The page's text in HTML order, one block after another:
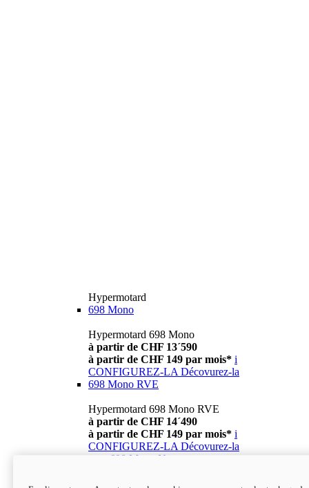
Hypermotard
698 Mono
Hypermotard 698 Mono
à partir de CHF 13´590
à partir de CHF 149 par mois* i
CONFIGUREZ-LA Décovurez-la
698 Mono RVE
Hypermotard 698 Mono RVE
à partir de CHF 14´490
à partir de CHF 149 par mois* i
CONFIGUREZ-LA Décovurez-la
698 Mono Nera
Hypermotard 698 Mono Nera